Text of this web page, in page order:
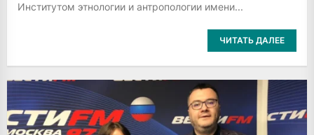
Институтом этнологии и антропологии имени...
ЧИТАТЬ ДАЛЕЕ